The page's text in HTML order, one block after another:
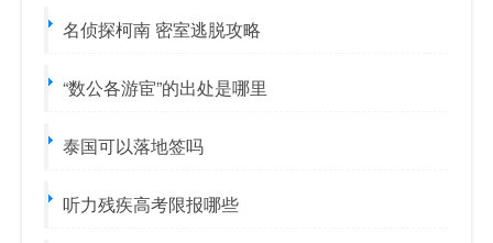
名侦探柯南 密室逃脱攻略
“数公各游宦”的出处是哪里
泰国可以落地签吗
听力残疾高考限报哪些